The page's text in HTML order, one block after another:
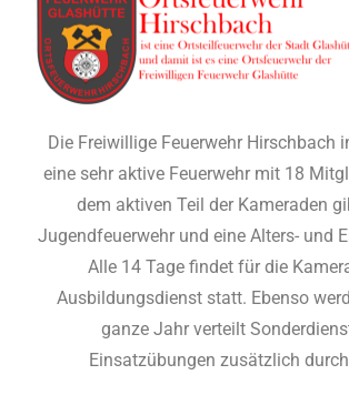
Die Freiwillige Feuerwehr Hirschbach
eine sehr aktive Feuerwehr mit 18
dem aktiven Teil der Kameraden
Jugendfeuerwehr und eine Alters- und
Alle 14 Tage findet für die
Ausbildungsdienst statt. Ebenso
ganze Jahr verteilt
Einsatzübungen zusätzlich